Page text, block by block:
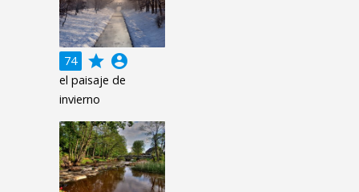
74 grade account_circle
el paisaje de
invierno